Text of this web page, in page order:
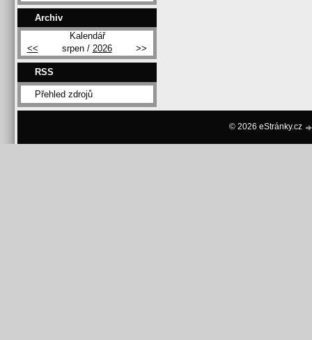
Archiv
Kalendář
<<
srpen / 2026 >>
RSS
Přehled zdrojů
© 2026 eStránky.cz